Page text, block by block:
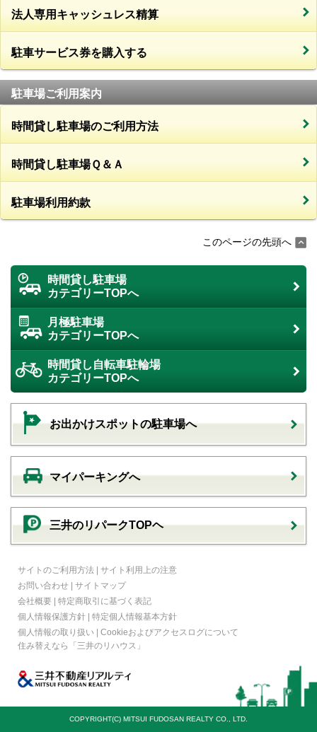
法人専用キャッシュレス精算
駐車サービス券を購入する
駐車場ご利用案内
時間貸し駐車場のご利用方法
時間貸し駐車場Ｑ＆Ａ
駐車場利用約款
このページの先頭へ
時間貸し駐車場
カテゴリーTOPへ
月極駐車場
カテゴリーTOPへ
時間貸し自転車駐輪場
カテゴリーTOPへ
お出かけスポットの駐車場へ
マイパーキングへ
三井のリパークTOPヘ
サイトのご利用方法 | サイト利用上の注意
お問い合わせ | サイトマップ
会社概要 | 特定商取引に基づく表記
個人情報保護方針 | 特定個人情報基本方針
個人情報の取り扱い | Cookieおよびアクセスログについて
住み替えなら
「三井のリハウス」
COPYRIGHT(C) MITSUI FUDOSAN REALTY CO., LTD.